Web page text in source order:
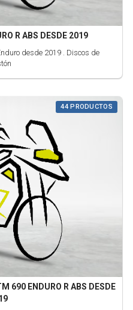
R ABS DESDE 2019
desde 2019 . Discos de
44 PRODUCTOS
690 ENDURO R ABS DESDE